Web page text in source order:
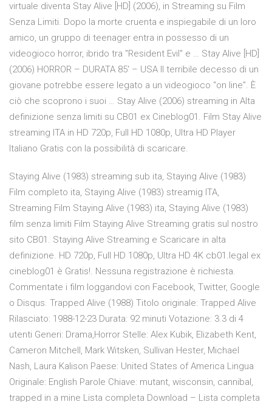
virtuale diventa Stay Alive [HD] (2006), in Streaming su Film
Senza Limiti. Dopo la morte cruenta e inspiegabile di un loro
amico, un gruppo di teenager entra in possesso di un
videogioco horror, ibrido tra "Resident Evil" e … Stay Alive [HD]
(2006) HORROR – DURATA 85′ – USA Il terribile decesso di un
giovane potrebbe essere legato a un videogioco “on line”. È
ciò che scoprono i suoi … Stay Alive (2006) streaming in Alta
definizione senza limiti su CB01 ex Cineblog01. Film Stay Alive
streaming ITA in HD 720p, Full HD 1080p, Ultra HD Player
Italiano Gratis con la possibilità di scaricare.
Staying Alive (1983) streaming sub ita, Staying Alive (1983)
Film completo ita, Staying Alive (1983) streamig ITA,
Streaming Film Staying Alive (1983) ita, Staying Alive (1983)
film senza limiti Film Staying Alive Streaming gratis sul nostro
sito CB01. Staying Alive Streaming e Scaricare in alta
definizione. HD 720p, Full HD 1080p, Ultra HD 4K cb01.legal ex
cineblog01 è Gratis!. Nessuna registrazione è richiesta.
Commentate i film loggandovi con Facebook, Twitter, Google
o Disqus. Trapped Alive (1988) Titolo originale: Trapped Alive
Rilasciato: 1988-12-23 Durata: 92 minuti Votazione: 3.3 di 4
utenti Generi: Drama,Horror Stelle: Alex Kubik, Elizabeth Kent,
Cameron Mitchell, Mark Witsken, Sullivan Hester, Michael
Nash, Laura Kalison Paese: United States of America Lingua
Originale: English Parole Chiave: mutant, wisconsin, cannibal,
trapped in a mine Lista completa Download – Lista completa